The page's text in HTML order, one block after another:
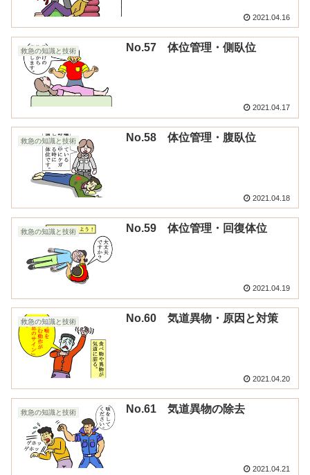
2021.04.16
救急の知識と技術 No.57 体位管理・側臥位
2021.04.17
救急の知識と技術 No.58 体位管理・腹臥位
2021.04.18
救急の知識と技術 No.59 体位管理・回復体位
2021.04.19
救急の知識と技術 No.60 気道異物・原因と対策
2021.04.20
救急の知識と技術 No.61 気道異物の除去
2021.04.21